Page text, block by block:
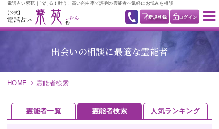
電話占い紫苑｜当たる！叶う！高い的中率で評判の霊能者へ気軽にお悩みを相談
新規登録 ログイン
出会いの相談に最適な霊能者
HOME 霊能者検索
霊能者一覧 霊能者検索 人気ランキング